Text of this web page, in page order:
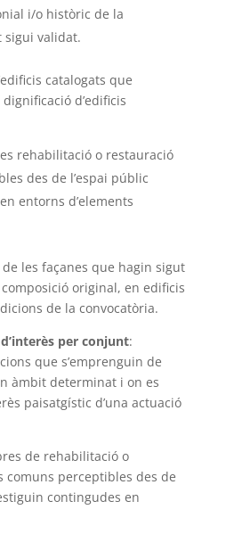
i/o històric de la
sigui validat.
catalogats que
d’edificis
rehabilitació o restauració
des de l’espai públic
entorns d’elements
les façanes que hagin sigut
original, en edificis
de la convocatòria.
per conjunt:
que s’emprenguin de
àmbit determinat i on es
paisatgístic d’una actuació
de rehabilitació o
comuns perceptibles des de
contingudes en